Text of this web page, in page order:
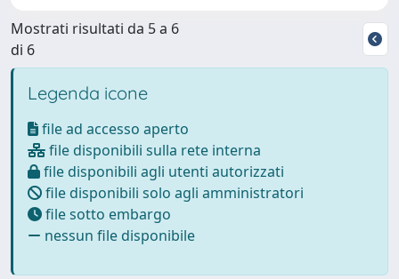
Mostrati risultati da 5 a 6
di 6
Legenda icone
file ad accesso aperto
file disponibili sulla rete interna
file disponibili agli utenti autorizzati
file disponibili solo agli amministratori
file sotto embargo
nessun file disponibile